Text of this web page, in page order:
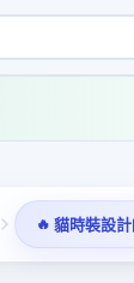
🔥 貓時裝設